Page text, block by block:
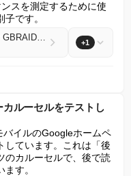
スを測定するために使
です。
Google: Offline Conversions With GBRAID URL Parameter Help Doc +1
ルーセルをテストし
イルのGoogleホームペ
しています。これは「後
のカルーセルで、後で読
す。